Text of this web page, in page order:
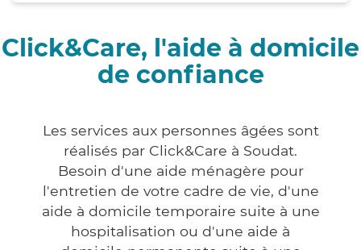
Click&Care, l'aide à domicile
de confiance
Les services aux personnes âgées sont
réalisés par Click&Care à Soudat.
Besoin d'une aide ménagère pour
l'entretien de votre cadre de vie, d'une
aide à domicile temporaire suite à une
hospitalisation ou d'une aide à